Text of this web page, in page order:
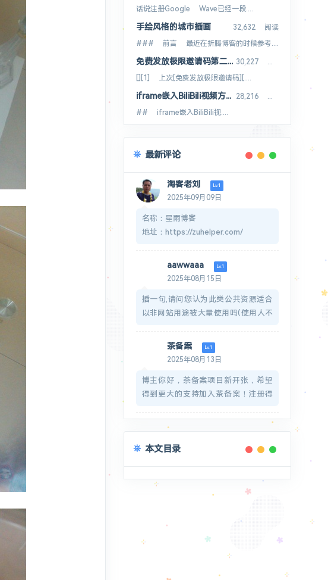
话说注册Google Wave已经一段....
手绘风格的城市插画
32,632 阅读
### 前言 最近在折腾博客的时候参考....
免费发放极限邀请码第二季8枚
[][1] 上次[免费发放极限邀请码][....
iframe嵌入BiliBili视频方法B站视频外链
## iframe嵌入BiliBili视....
最新评论
淘客老刘 Lv.1
2025年09月09日
名称：星雨博客
地址：https://zuhelper.com/
图标：
32x32.png
aawwaaa Lv.1
2025年08月15日
插一句,请问您认为此类公共资源适合
以非网站用途被大量使用吗(使用人不
感谢回复.
茶备案 Lv.1
2025年08月13日
博主你好，茶备案项目新开张，希望
得到更大的支持加入茶备案！注册得
多支持！https://icp.redcha.cn
号放在页脚呀！感谢博主的支持
本文目录